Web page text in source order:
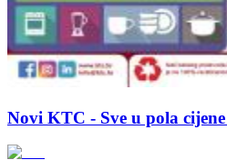
Novi KTC - Sve u pola